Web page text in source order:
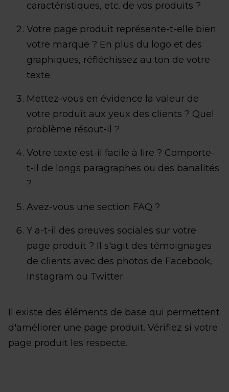
caractéristiques, etc. de vos produits ?
Votre page produit représente-t-elle bien
votre marque ? En plus du logo et des
graphiques, réfléchissez au ton de votre
texte.
Mettez-vous en évidence la valeur de
votre produit aux yeux des clients ? Quel
problème résout-il ?
Votre texte est-il facile à lire ? Comporte-
t-il de longs paragraphes ou des banalités
?
Avez-vous une section FAQ ?
Y a-t-il des preuves sociales sur votre
page produit ? Il s'agit des témoignages
de clients avec des photos de Facebook,
Instagram ou Twitter.
Il existe des éléments de base qui permettent
d'améliorer une page produit. Vérifiez si votre
page produit les respecte.